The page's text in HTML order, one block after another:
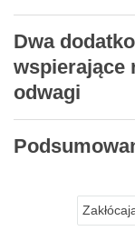
Dwa
wspierające
odwagi